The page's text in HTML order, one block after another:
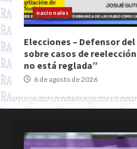
nacionales
Elecciones – Defensor
sobre casos de
no está reglada”
6 de agosto de 2026